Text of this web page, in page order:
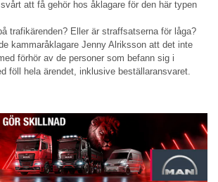
att få gehör hos åklagare för den här typen
trafikärenden? Eller är straffsatserna för låga?
kammaråklagare Jenny Alriksson att det inte
förhör av de personer som befann sig i
föll hela ärendet, inklusive beställaransvaret.